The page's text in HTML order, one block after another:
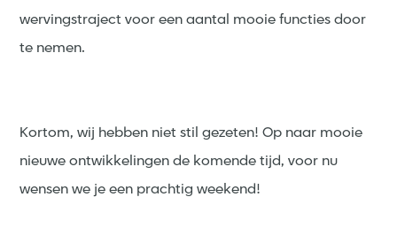
wervingstraject voor een aantal mooie functies door
te nemen.
Kortom, wij hebben niet stil gezeten! Op naar mooie
nieuwe ontwikkelingen de komende tijd, voor nu
wensen we je een prachtig weekend!